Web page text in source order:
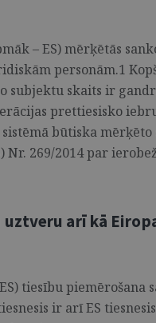
– ES) mērķētās
personām.1
subjektu skaits ir
prettiesisko
sistēmā būtiska
Nr. 269/2014 par
arī kā
tiesību piemērošana
ir arī ES